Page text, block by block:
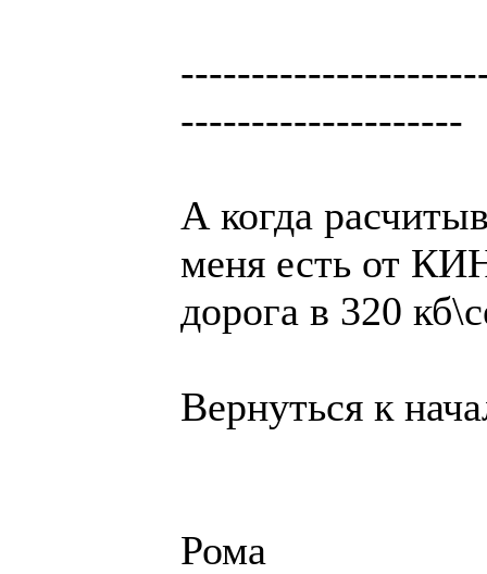
--------------------
А когда
меня есть от
дорога в 320
Вернуться к
Рома